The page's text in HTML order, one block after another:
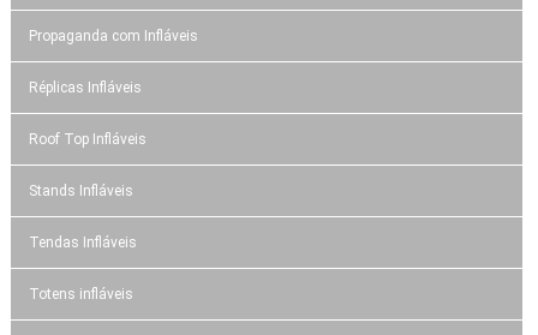
Propaganda com Infláveis
Réplicas Infláveis
Roof Top Infláveis
Stands Infláveis
Tendas Infláveis
Totens infláveis